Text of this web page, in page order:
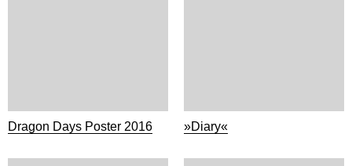
Dragon Days Poster 2016 »Diary«